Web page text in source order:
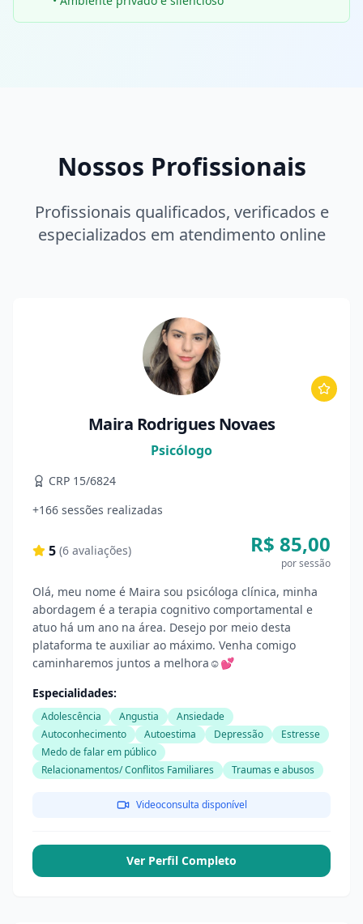
Nossos Profissionais
Profissionais qualificados, verificados e
especializados em atendimento online
Maira Rodrigues Novaes
Psicólogo
CRP 15/6824
+166 sessões realizadas
5 (6 avaliações) R$ 85,00
por sessão
Olá, meu nome é Maira sou psicóloga clínica, minha
abordagem é a terapia cognitivo comportamental e
atuo há um ano na área. Desejo por meio desta
plataforma te auxiliar ao máximo. Venha comigo
caminharemos juntos a melhora☺️💕
Especialidades:
Adolescência Angustia
Ansiedade
Autoconhecimento
Autoestima Depressão
Estresse
Medo de falar em público
Relacionamentos/ Conflitos Familiares
Traumas e abusos
Videoconsulta disponível
Ver Perfil Completo